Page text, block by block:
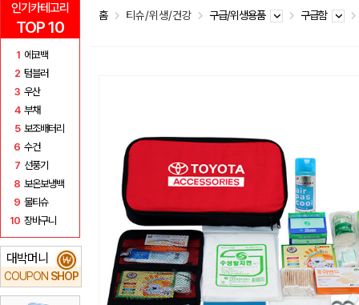
인기카테고리
TOP 10
1 에코백
2 텀블러
3 우산
4 부채
5 보조배터리
6 수건
7 선풍기
8 보온보냉백
9 물티슈
10 장바구니
대박머니
COUPON SHOP
₩
홈 티슈/위생/건강 구급/위생용품 구급함